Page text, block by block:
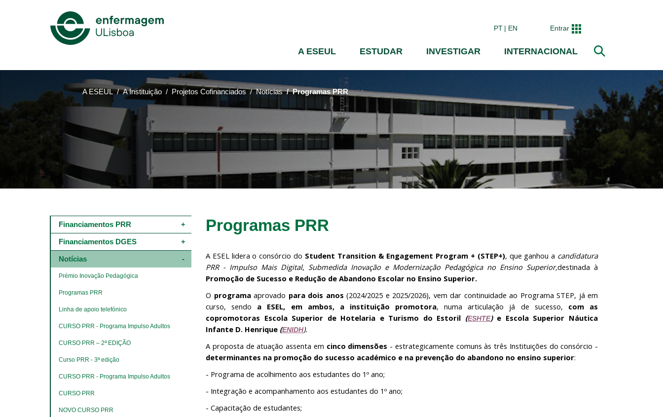
principal
PT EN Entrar
Mega
Menu
A ESEUL ESTUDAR INVESTIGAR INTERNACIONAL
A ESEUL A Instituição Projetos Cofinanciados Notícias Programas PRR
Programas PRR
A ESEL lidera o consórcio do Student Transition & Engagement Program + (STEP+), que ganhou a candidatura
PRR - Impulso Mais Digital, Submedida Inovação e Modernização Pedagógica no Ensino Superior,destinada à
Promoção de Sucesso e Redução de Abandono Escolar no Ensino Superior.
O programaaprovado para dois anos (2024/2025 e 2025/2026), vem dar continuidade ao Programa STEP, já em
curso, sendo a ESEL, em ambos, a instituição promotora, numa articulação já de sucesso, com as
copromotoras Escola Superior de Hotelaria e Turismo do Estoril (ESHTE)e Escola Superior Náutica
Infante D. Henrique (ENIDH).
A proposta de atuação assenta em cinco dimensões - estrategicamente comuns às três Instituições do consórcio -
determinantes na promoção do sucesso académico e na prevenção do abandono no ensino superior:
- Programa de acolhimento aos estudantes do 1º ano;
- Integração e acompanhamento aos estudantes do 1º ano;
- Capacitação de estudantes;
Main
navigation
4º
5º
níveis
Financiamentos PRR
Financiamentos DGES
Notícias
Prémio Inovação Pedagógica
Programas PRR
Linha de apoio telefónico
CURSO PRR - Programa Impulso Adultos
CURSO PRR – 2ª EDIÇÃO
Curso PRR - 3ª edição
CURSO PRR - Programa Impulso Adultos
CURSO PRR
NOVO CURSO PRR